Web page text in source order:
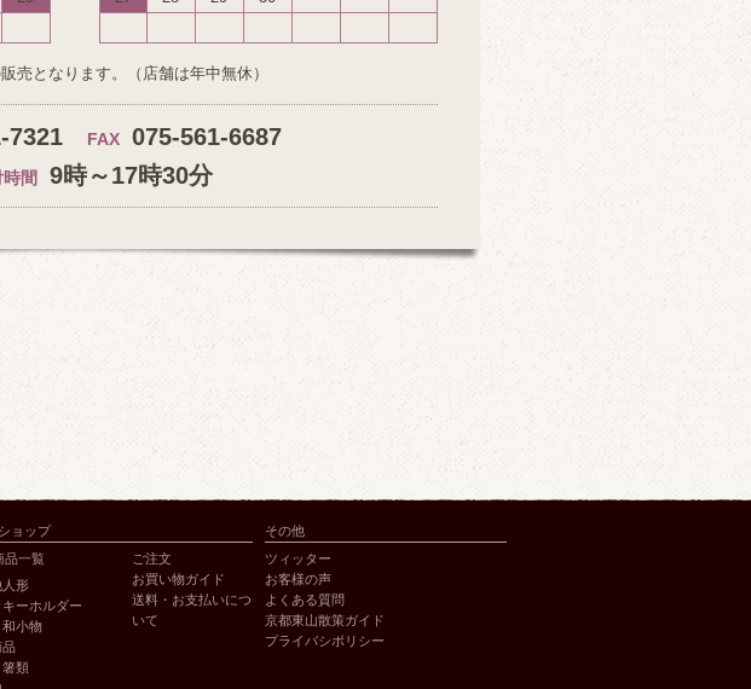
売となります。（店舗は年中無休）
7321 FAX 075-561-6687
間 9時～17時30分
ョップ
品一覧
人形
ーホルダー
小物
品
箸類
ご注文
お買い物ガイド
送料・お支払いにつ
いて
その他
ツィッター
お客様の声
よくある質問
京都東山散策ガイド
プライバシポリシー